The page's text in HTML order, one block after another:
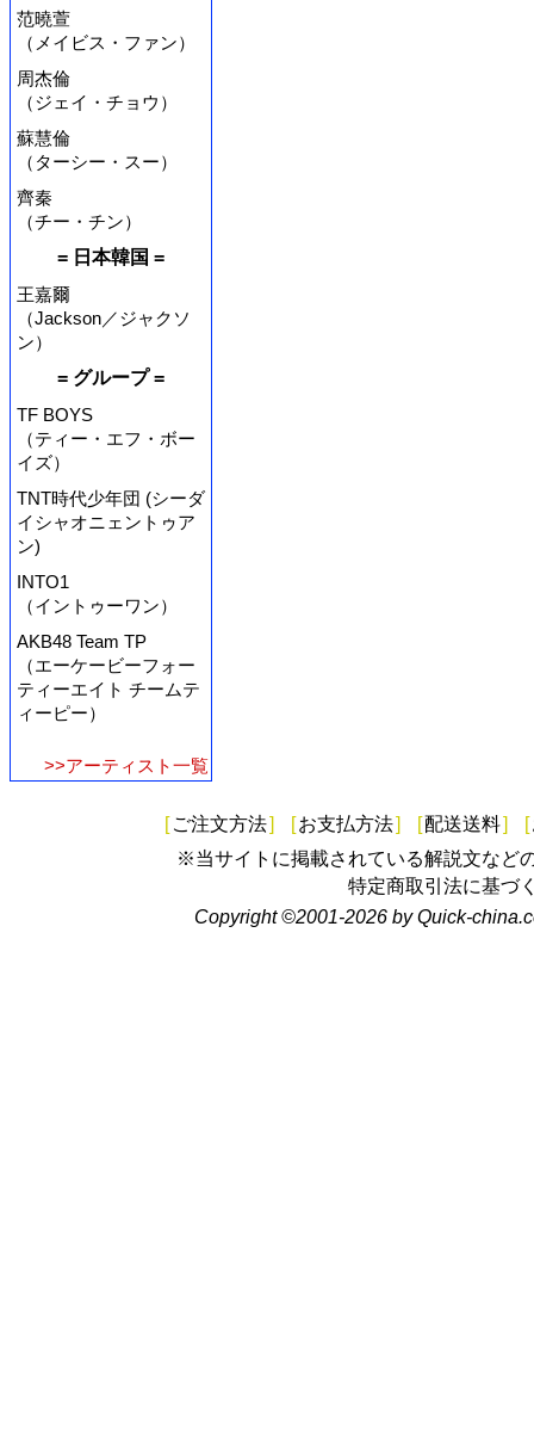
范曉萱
（メイビス・ファン）
周杰倫
（ジェイ・チョウ）
蘇慧倫
（ターシー・スー）
齊秦
（チー・チン）
= 日本韓国 =
王嘉爾
（Jackson／ジャクソ
ン）
= グループ =
TF BOYS
（ティー・エフ・ボー
イズ）
TNT時代少年団 (シーダ
イシャオニェントゥア
ン)
INTO1
（イントゥーワン）
AKB48 Team TP
（エーケービーフォー
ティーエイト チームテ
ィーピー）
>>アーティスト一覧
[ ご注文方法] [お支払方法] [配送送料] [
※当サイトに掲載されている解説文など
特定商取引法に基づ
Copyright ©2001-2026 by Quick-